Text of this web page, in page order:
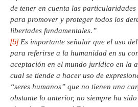
de tener en cuenta las
para promover y proteger todos los
libertades fundamentales.”
[5] Es importante señalar que el uso
para referirse a la humanidad en su
aceptación en el mundo jurídico en la
cual se tiende a hacer uso de
“seres humanos” que no tienen una
obstante lo anterior, no siempre ha